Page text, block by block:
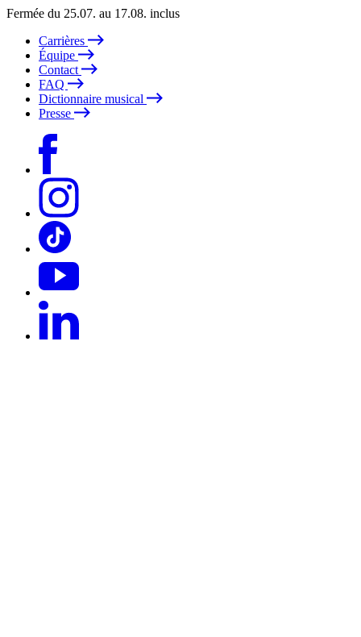
Fermée du 25.07. au 17.08. inclus
Carrières
Équipe
Contact
FAQ
Dictionnaire musical
Presse